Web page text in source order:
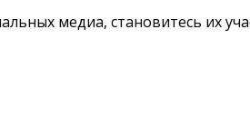
медиа, становитесь их